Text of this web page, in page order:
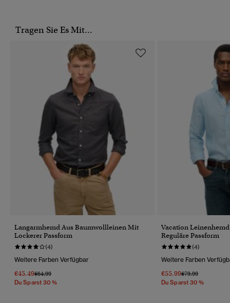
Tragen Sie Es Mit...
Langarmhemd Aus Baumwollleinen Mit
Lockerer Passform
(4)
Weitere Farben Verfügbar
€45.49Preis Wurde Reduziert Von
€64.99Bis
Du Sparst 30 %
Vacation
Reguläre Passform
(4)
Weitere Farben
€55.99Preis Wurde
€79.99Bis
Du Sparst 30 %